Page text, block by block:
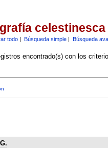
celestinesca
todo| Búsqueda simple| Búsqueda
encontrado(s) con los